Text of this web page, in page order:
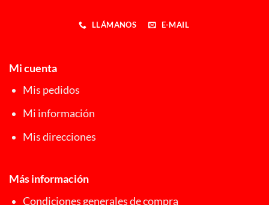
LLÁMANOS E-MAIL
Mi cuenta
Mis pedidos
Mi información
Mis direcciones
Más información
Condiciones generales de compra